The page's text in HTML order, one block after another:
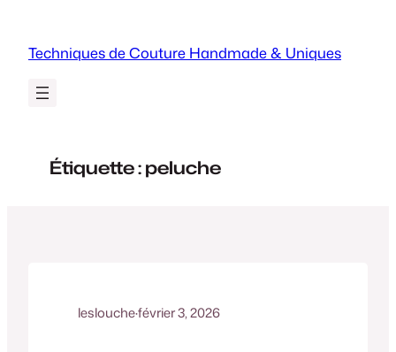
contenu
Techniques de Couture Handmade & Uniques
Étiquette :peluche
leslouche·février 3, 2026